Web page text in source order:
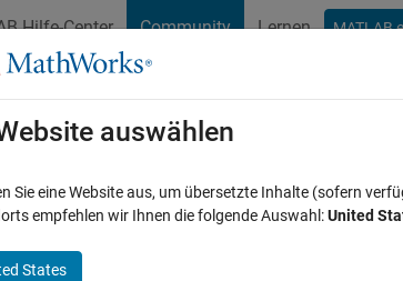
Hilfe-Center Community Lernen MATLAB
File Exchange Cody
Antworten Durchsuchen
sequence of code
25 Feb. 2020
auswählen
Sie eine Website aus, um übersetzte Inhalte (sofern
empfehlen wir Ihnen die folgende Auswahl:United
States